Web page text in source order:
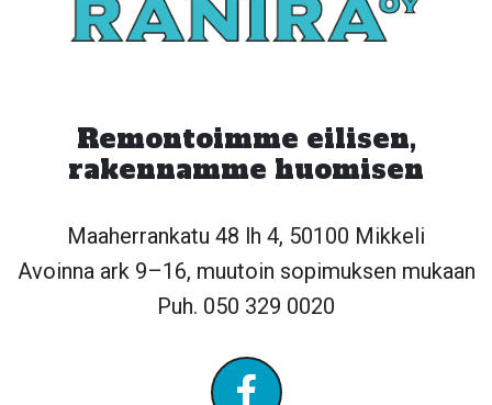
Remontoimme eilisen,
rakennamme huomisen
Maaherrankatu 48 lh 4, 50100 Mikkeli
Avoinna ark 9–16, muutoin sopimuksen mukaan
Puh. 050 329 0020